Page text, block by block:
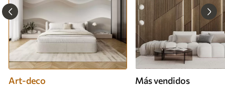
Art-deco Más vendidos